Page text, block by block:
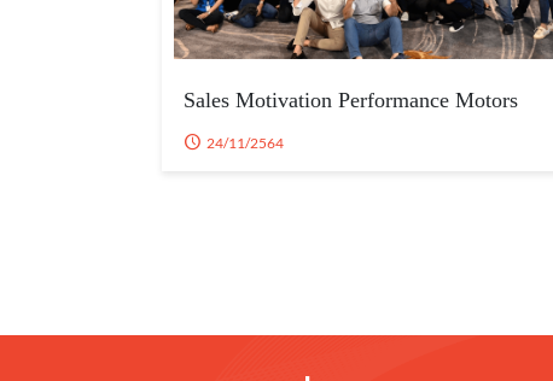
Sales Motivation Performance Motors
24/11/2564